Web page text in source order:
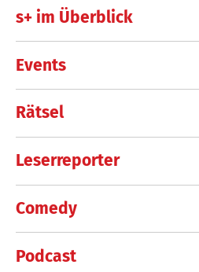
s+ im Überblick
Events
Rätsel
Leserreporter
Comedy
Podcast